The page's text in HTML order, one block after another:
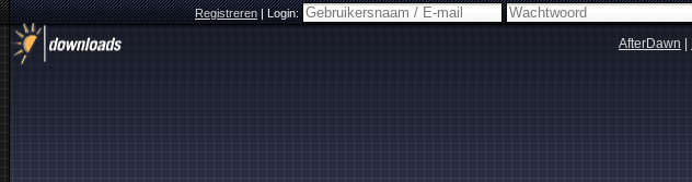
Registreren|Login:
AfterDawn